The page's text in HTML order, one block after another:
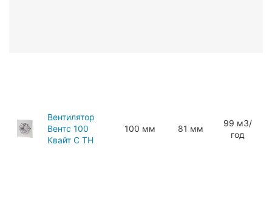
Вентилятор
Вентс 100
Квайт С ТН
100 мм 81 мм
99 мЗ/
год